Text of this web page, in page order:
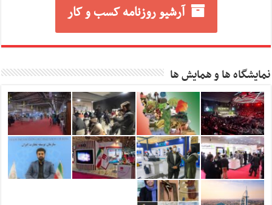
آرشیو روزنامه کسب و کار
نمایشگاه ها و همایش ها